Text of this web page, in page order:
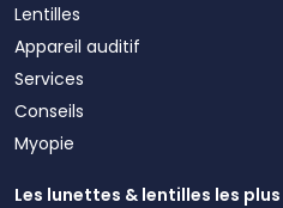
Lentilles
Appareil auditif
Services
Conseils
Myopie
Les lunettes & lentilles les